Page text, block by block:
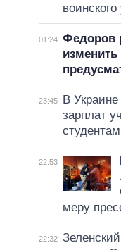
01:24 Федоров
23:45
В
зарплат
22:53
меру
22:32